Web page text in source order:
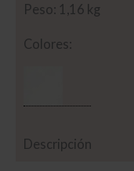
Peso: 1,16 kg
Colores:
Descripción